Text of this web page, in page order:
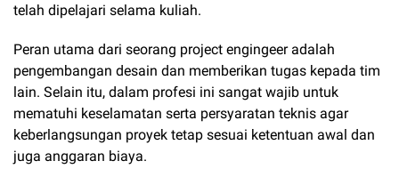
telah dipelajari selama kuliah.
Peran utama dari seorang project engingeer adalah
pengembangan desain dan memberikan tugas kepada tim
lain. Selain itu, dalam profesi ini sangat wajib untuk
mematuhi keselamatan serta persyaratan teknis agar
keberlangsungan proyek tetap sesuai ketentuan awal dan
juga anggaran biaya.